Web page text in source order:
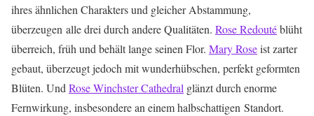
ihres ähnlichen Charakters und gleicher Abstammung,
überzeugen alle drei durch andere Qualitäten. Rose Redoutéblüht
überreich, früh und behält lange seinen Flor. Mary Roseist zarter
gebaut, überzeugt jedoch mit wunderhübschen, perfekt geformten
Blüten. UndRose Winchster Cathedral glänzt durch enorme
Fernwirkung, insbesondere an einem halbschattigen Standort.